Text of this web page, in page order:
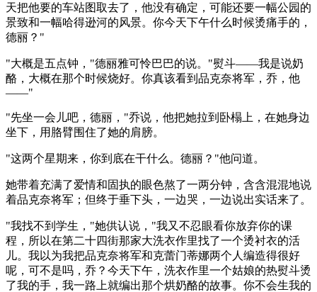
天把他要的车站图取去了，他没有确定，可能还要一幅公园的
景致和一幅哈得逊河的风景。你今天下午什么时候烫痛手的，
德丽？"
"大概是五点钟，"德丽雅可怜巴巴的说。"熨斗——我是说奶
酪，大概在那个时候烧好。你真该看到品克奈将军，乔，他
——"
"先坐一会儿吧，德丽，"乔说，他把她拉到卧榻上，在她身边
坐下，用胳臂围住了她的肩膀。
"这两个星期来，你到底在干什么。德丽？"他问道。
她带着充满了爱情和固执的眼色熬了一两分钟，含含混混地说
着品克奈将军；但终于垂下头，一边哭，一边说出实话来了。
"我找不到学生，"她供认说，"我又不忍眼看你放弃你的课
程，所以在第二十四街那家大洗衣作里找了一个烫衬衣的活
儿。我以为我把品克奈将军和克蕾门蒂娜两个人编造得很好
呢，可不是吗，乔？今天下午，洗衣作里一个姑娘的热熨斗烫
了我的手，我一路上就编出那个烘奶酪的故事。你不会生我的